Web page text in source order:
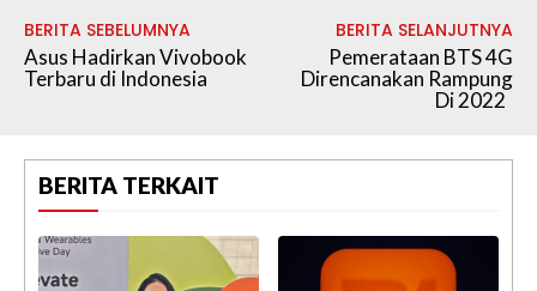
BERITA SEBELUMNYA
Asus Hadirkan Vivobook
Terbaru di Indonesia
BERITA SELANJUTNYA
Pemerataan BTS 4G
Direncanakan Rampung
Di 2022
BERITA TERKAIT